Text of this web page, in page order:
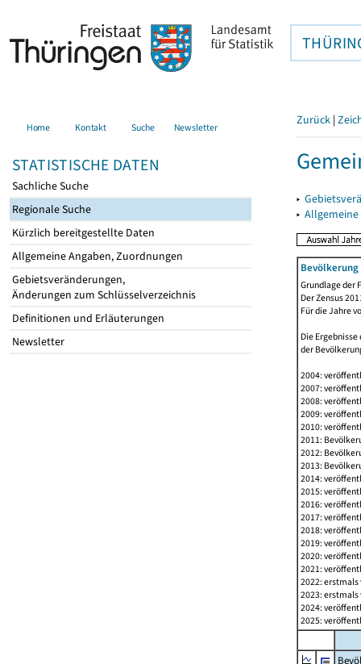
Home Kontakt Suche Newsletter
STATISTISCHE DATEN
Sachliche Suche
Regionale Suche
Kürzlich bereitgestellte Daten
Allgemeine Angaben, Zuordnungen
Gebietsveränderungen,
Änderungen zum Schlüsselverzeichnis
Definitionen und Erläuterungen
Newsletter
Zurück |
▸
▸
Grundlage der
Der Zensus
Für die Jahre
Die
der
2004:
2007:
2008:
2009:
2010:
2011:
2012:
2013:
2014:
2015:
2016:
2017:
2018:
2019:
2020:
2021:
2022:
2023:
2024:
2025: